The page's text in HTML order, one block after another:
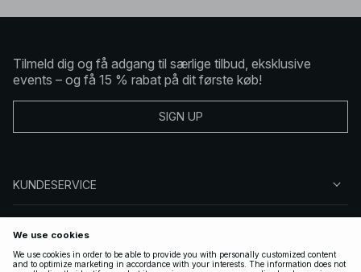
Tilmeld dig og få adgang til særlige tilbud, eksklusive
events – og få 15 % rabat på dit første køb!
SIGN UP
KUNDESERVICE
FØLG OS